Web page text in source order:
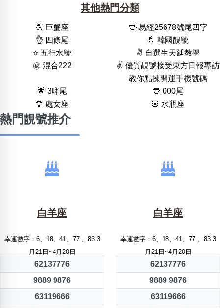
其他熱門分類
💪 巨蟹座
🖖 易經25678號尾四字
👌 四條尾
🤞 韓國靚號
⭐️ 五行水號
✌️ 自選生天延教學
㊙️ 混合222
✌️ 優質靚號接受東方日報專訪
教你點揀開運手機號碼
🌟 3啤尾
🖖 000尾
🌻 處女座
🌸 水瓶座
熱門靚號推介
白羊座
幸運數字：6、18、41、77 、83 3
月21日~4月20日
62137776
9889 9876
63119666
白羊座
幸運數字：6、18、41、77 、83 3
月21日~4月20日
62137776
9889 9876
63119666